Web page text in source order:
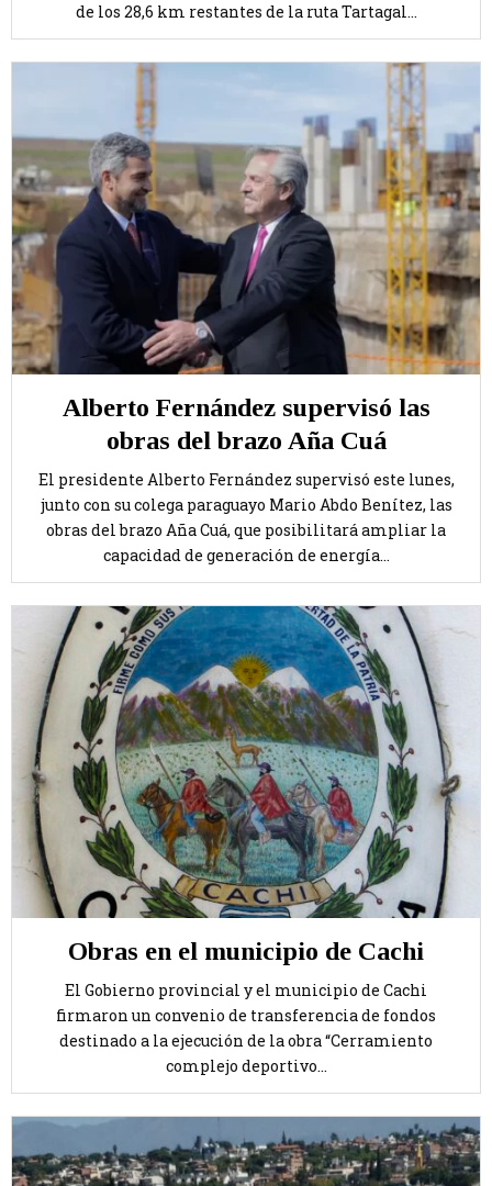
de los 28,6 km restantes de la ruta Tartagal...
Alberto Fernández supervisó las
obras del brazo Aña Cuá
El presidente Alberto Fernández supervisó este lunes,
junto con su colega paraguayo Mario Abdo Benítez, las
obras del brazo Aña Cuá, que posibilitará ampliar la
capacidad de generación de energía...
Obras en el municipio de Cachi
El Gobierno provincial y el municipio de Cachi
firmaron un convenio de transferencia de fondos
destinado a la ejecución de la obra “Cerramiento
complejo deportivo...